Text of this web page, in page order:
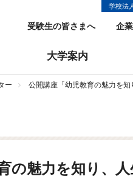
学校法
受験生の皆さまへ 企
大学案内
ー 公開講座「幼児教育の魅力を
の魅力を知り、